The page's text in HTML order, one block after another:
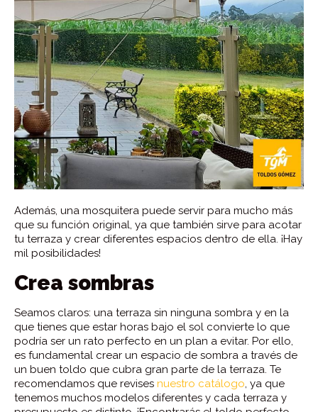
Además, una mosquitera puede servir para mucho más
que su función original, ya que también sirve para acotar
tu terraza y crear diferentes espacios dentro de ella. ¡Hay
mil posibilidades!
Crea sombras
Seamos claros: una terraza sin ninguna sombra y en la
que tienes que estar horas bajo el sol convierte lo que
podría ser un rato perfecto en un plan a evitar. Por ello,
es fundamental crear un espacio de sombra a través de
un buen toldo que cubra gran parte de la terraza. Te
recomendamos que revises nuestro catálogo , ya que
tenemos muchos modelos diferentes y cada terraza y